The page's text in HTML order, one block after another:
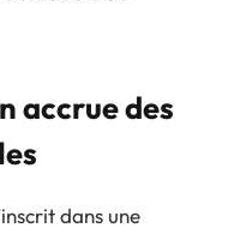
accrue des
dans une